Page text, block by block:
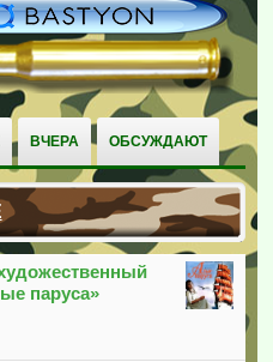
ВЧЕРА ОБСУЖДАЮТ
паруса»